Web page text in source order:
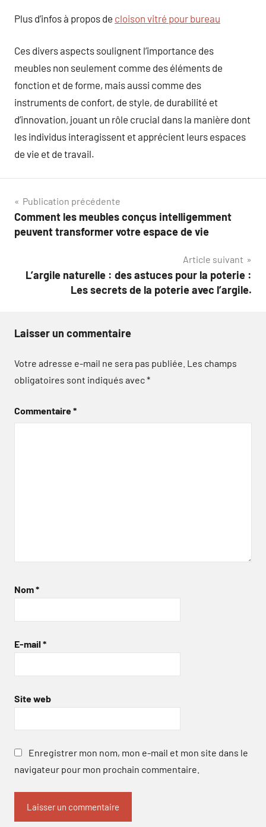
Plus d’infos à propos de cloison vitré pour bureau
Ces divers aspects soulignent l’importance des
meubles non seulement comme des éléments de
fonction et de forme, mais aussi comme des
instruments de confort, de style, de durabilité et
d’innovation, jouant un rôle crucial dans la manière dont
les individus interagissent et apprécient leurs espaces
de vie et de travail.
Navigation
de
Publication précédente
Comment les meubles conçus intelligemment
peuvent transformer votre espace de vie
Article suivant
L’argile naturelle : des astuces pour la poterie :
Les secrets de la poterie avec l’argile.
Laisser un commentaire
Votre adresse e-mail ne sera pas publiée. Les champs
obligatoires sont indiqués avec*
Commentaire*
Nom*
E-mail *
Site web
Enregistrer mon nom, mon e-mail et mon site dans le
navigateur pour mon prochain commentaire.